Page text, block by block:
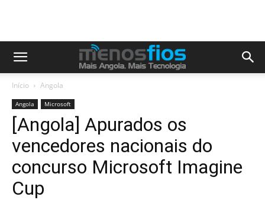
Início Angola
Angola Microsoft
[Angola] Apurados os
vencedores nacionais do
concurso Microsoft Imagine
Cup